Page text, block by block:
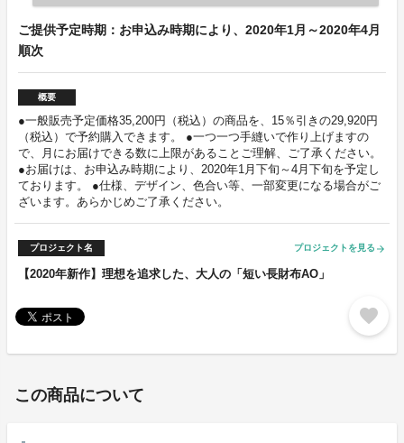
ご提供予定時期：お申込み時期により、2020年1月～2020年4月
順次
概要
●一般販売予定価格35,200円（税込）の商品を、15％引きの29,920円
（税込）で予約購入できます。 ●一つ一つ手縫いで作り上げますの
で、月にお届けできる数に上限があることご理解、ご了承ください。
●お届けは、お申込み時期により、2020年1月下旬～4月下旬を予定し
ております。 ●仕様、デザイン、色合い等、一部変更になる場合がご
ざいます。あらかじめご了承ください。
プロジェクト名 プロジェクトを見る arrow_forward
【2020年新作】理想を追求した、大人の「短い長財布AO」
favorite
この商品について